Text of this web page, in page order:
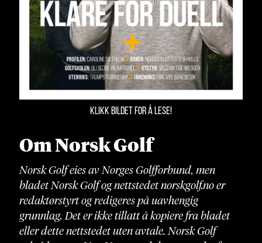
KLIKK BILDET FOR Å LESE!
Om Norsk Golf
Norsk Golf eies av Norges Golfforbund, men
bladet Norsk Golf og nettstedet norskgolf.no er
redaktørstyrt og redigeres på uavhengig
grunnlag. Det er ikke tillatt å kopiere fra bladet
eller dette nettstedet uten avtale. Norsk Golf